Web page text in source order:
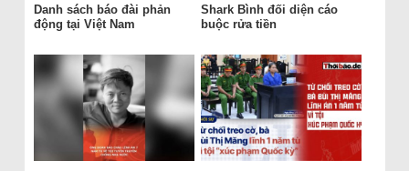
Danh sách báo đài phản
động tại Việt Nam
Shark Bình đối diện cáo
buộc rửa tiền